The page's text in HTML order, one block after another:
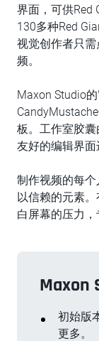
界面，可供Red
130多种Red
视觉创作者只
频。
Maxon Studio
板。工作室胶
友好的编辑界面
制作视频的每
以信赖的元素
白屏幕的压力，
Maxon
初始版
更多。